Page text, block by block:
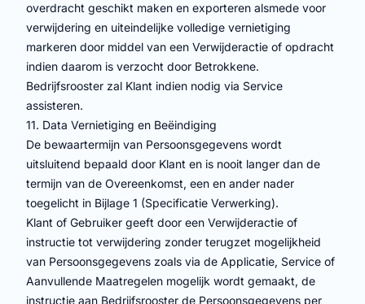
overdracht geschikt maken en exporteren alsmede voor
verwijdering en uiteindelijke volledige vernietiging
markeren door middel van een Verwijderactie of opdracht
indien daarom is verzocht door Betrokkene.
Bedrijfsrooster zal Klant indien nodig via Service
assisteren.
11. Data Vernietiging en Beëindiging
De bewaartermijn van Persoonsgegevens wordt
uitsluitend bepaald door Klant en is nooit langer dan de
termijn van de Overeenkomst, een en ander nader
toegelicht in Bijlage 1 (Specificatie Verwerking).
Klant of Gebruiker geeft door een Verwijderactie of
instructie tot verwijdering zonder terugzet mogelijkheid
van Persoonsgegevens zoals via de Applicatie, Service of
Aanvullende Maatregelen mogelijk wordt gemaakt, de
instructie aan Bedrijfsrooster de Persoonsgegevens per